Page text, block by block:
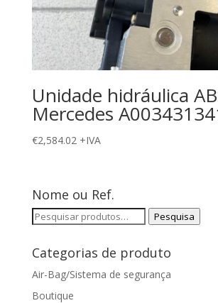
Unidade hidráulica
Mercedes
€2,584.02 +IVA
Nome ou Ref.
Pesquisar
Pesquisa
Categorias de produto
Air-Bag/Sistema de segurança
Boutique